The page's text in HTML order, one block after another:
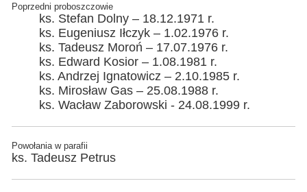
Poprzedni proboszczowie
ks. Stefan Dolny – 18.12.1971 r.
ks. Eugeniusz Iłczyk – 1.02.1976 r.
ks. Tadeusz Moroń – 17.07.1976 r.
ks. Edward Kosior – 1.08.1981 r.
ks. Andrzej Ignatowicz – 2.10.1985 r.
ks. Mirosław Gas – 25.08.1988 r.
ks. Wacław Zaborowski - 24.08.1999 r.
Powołania w parafii
ks. Tadeusz Petrus